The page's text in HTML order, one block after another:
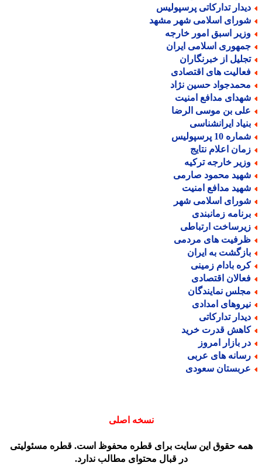
تدارکاتی پرسپولیس
اسلامی شهر مشهد
اسبق امور خارجه
اسلامی ایران
از خبرنگاران
های اقتصادی
حسین نژاد
مدافع امنیت
بن موسی الرضا
ایرانشناسی
10 پرسپولیس
اعلام نتایج
خارجه ترکیه
محمود صارمی
مدافع امنیت
اسلامی شهر
زمانبندی
ارتباطی
های مردمی
به ایران
بادام زمینی
اقتصادی
نمایندگان
امدادی
تدارکاتی
قدرت خرید
بازار امروز
های عربی
سعودی
نسخه اصلی
حقوق این سایت برای قطره محفوظ است. قطره مسئولیتی
در قبال محتوای مطالب ندارد.